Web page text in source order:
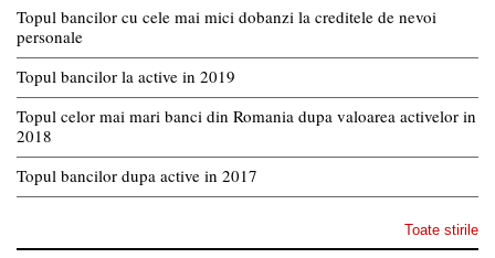
Topul bancilor cu cele mai mici dobanzi la creditele de nevoi
personale
Topul bancilor la active in 2019
Topul celor mai mari banci din Romania dupa valoarea activelor in
2018
Topul bancilor dupa active in 2017
Toate stirile